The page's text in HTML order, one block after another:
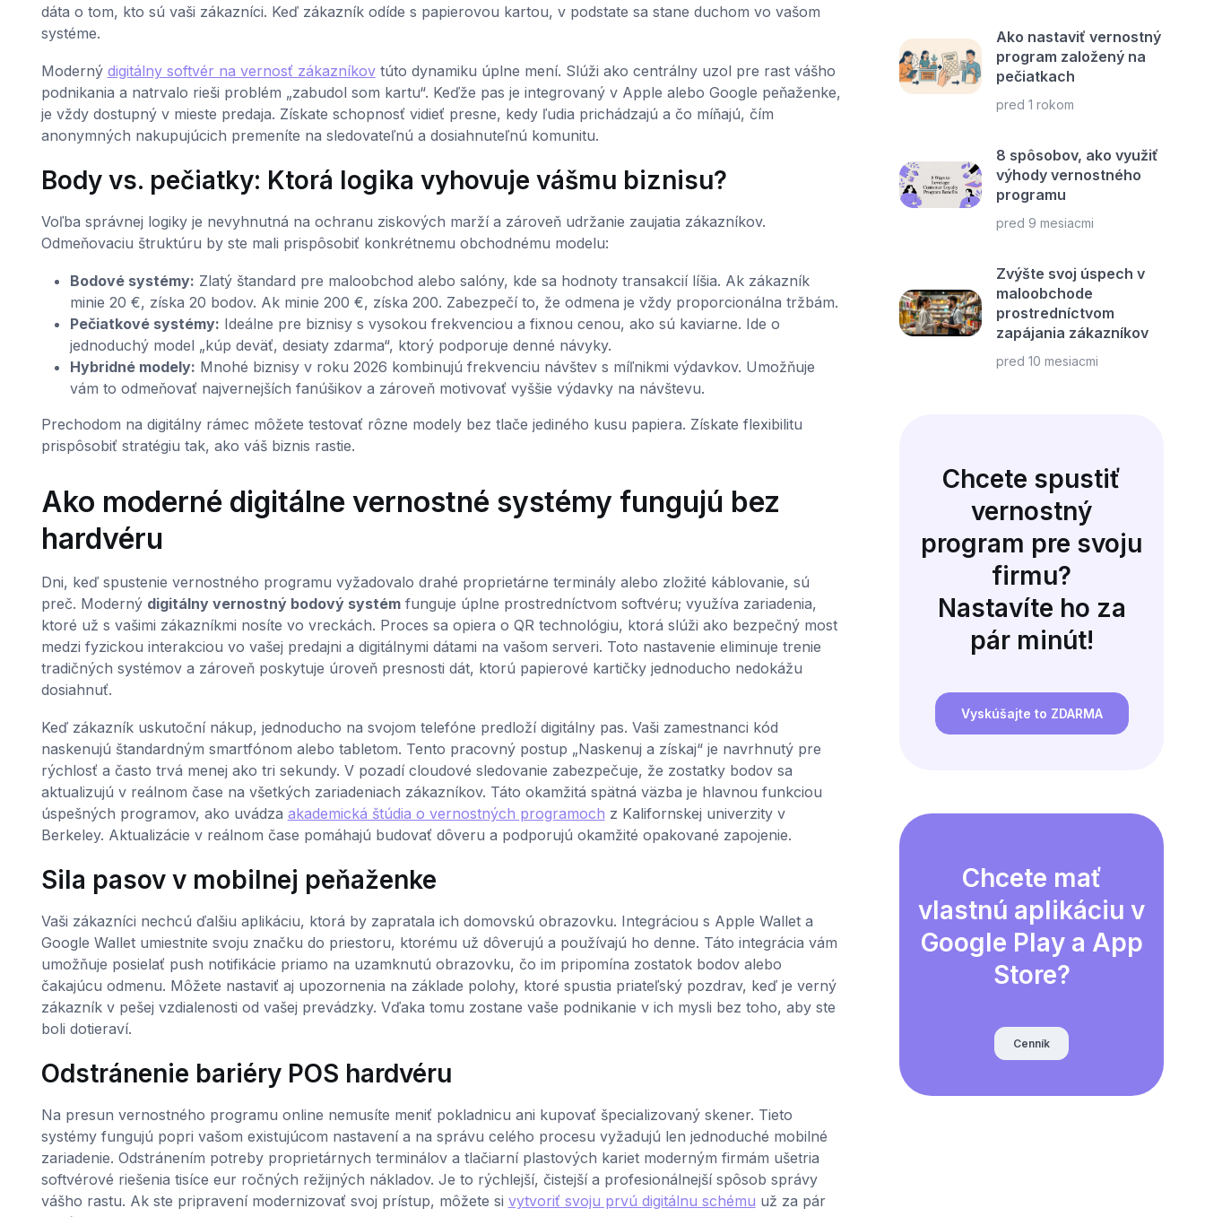
dáta o tom, kto sú vaši zákazníci. Keď zákazník odíde s papierovou kartou, v podstate sa stane duchom vo vašom
systéme.
Moderný digitálny softvér na vernosť zákazníkovtúto dynamiku úplne mení. Slúži ako centrálny uzol pre rast vášho
podnikania a natrvalo rieši problém „zabudol som kartu“. Keďže pas je integrovaný v Apple alebo Google peňaženke,
je vždy dostupný v mieste predaja. Získate schopnosť vidieť presne, kedy ľudia prichádzajú a čo míňajú, čím
anonymných nakupujúcich premeníte na sledovateľnú a dosiahnuteľnú komunitu.
Body vs. pečiatky: Ktorá logika vyhovuje vášmu biznisu?
Voľba správnej logiky je nevyhnutná na ochranu ziskových marží a zároveň udržanie zaujatia zákazníkov.
Odmeňovaciu štruktúru by ste mali prispôsobiť konkrétnemu obchodnému modelu:
Bodové systémy: Zlatý štandard pre maloobchod alebo salóny, kde sa hodnoty transakcií líšia. Ak zákazník
minie 20 €, získa 20 bodov. Ak minie 200 €, získa 200. Zabezpečí to, že odmena je vždy proporcionálna tržbám.
Pečiatkové systémy: Ideálne pre biznisy s vysokou frekvenciou a fixnou cenou, ako sú kaviarne. Ide o
jednoduchý model „kúp deväť, desiaty zdarma“, ktorý podporuje denné návyky.
Hybridné modely: Mnohé biznisy v roku 2026 kombinujú frekvenciu návštev s míľnikmi výdavkov. Umožňuje
vám to odmeňovať najvernejších fanúšikov a zároveň motivovať vyššie výdavky na návštevu.
Prechodom na digitálny rámec môžete testovať rôzne modely bez tlače jediného kusu papiera. Získate flexibilitu
prispôsobiť stratégiu tak, ako váš biznis rastie.
Ako moderné digitálne vernostné systémy fungujú bez
hardvéru
Dni, keď spustenie vernostného programu vyžadovalo drahé proprietárne terminály alebo zložité káblovanie, sú
preč. Moderný digitálny vernostný bodový systémfunguje úplne prostredníctvom softvéru; využíva zariadenia,
ktoré už s vašimi zákazníkmi nosíte vo vreckách. Proces sa opiera o QR technológiu, ktorá slúži ako bezpečný most
medzi fyzickou interakciou vo vašej predajni a digitálnymi dátami na vašom serveri. Toto nastavenie eliminuje trenie
tradičných systémov a zároveň poskytuje úroveň presnosti dát, ktorú papierové kartičky jednoducho nedokážu
dosiahnuť.
Keď zákazník uskutoční nákup, jednoducho na svojom telefóne predloží digitálny pas. Vaši zamestnanci kód
naskenujú štandardným smartfónom alebo tabletom. Tento pracovný postup „Naskenuj a získaj“ je navrhnutý pre
rýchlosť a často trvá menej ako tri sekundy. V pozadí cloudové sledovanie zabezpečuje, že zostatky bodov sa
aktualizujú v reálnom čase na všetkých zariadeniach zákazníkov. Táto okamžitá spätná väzba je hlavnou funkciou
úspešných programov, ako uvádza akademická štúdia o vernostných programoch z Kalifornskej univerzity v
Berkeley. Aktualizácie v reálnom čase pomáhajú budovať dôveru a podporujú okamžité opakované zapojenie.
Sila pasov v mobilnej peňaženke
Vaši zákazníci nechcú ďalšiu aplikáciu, ktorá by zapratala ich domovskú obrazovku. Integráciou s Apple Wallet a
Google Wallet umiestnite svoju značku do priestoru, ktorému už dôverujú a používajú ho denne. Táto integrácia vám
umožňuje posielať push notifikácie priamo na uzamknutú obrazovku, čo im pripomína zostatok bodov alebo
čakajúcu odmenu. Môžete nastaviť aj upozornenia na základe polohy, ktoré spustia priateľský pozdrav, keď je verný
zákazník v pešej vzdialenosti od vašej prevádzky. Vďaka tomu zostane vaše podnikanie v ich mysli bez toho, aby ste
boli dotieraví.
Odstránenie bariéry POS hardvéru
Na presun vernostného programu online nemusíte meniť pokladnicu ani kupovať špecializovaný skener. Tieto
systémy fungujú popri vašom existujúcom nastavení a na správu celého procesu vyžadujú len jednoduché mobilné
zariadenie. Odstránením potreby proprietárnych terminálov a tlačiarní plastových kariet moderným firmám ušetria
softvérové riešenia tisíce eur ročných režijných nákladov. Je to rýchlejší, čistejší a profesionálnejší spôsob správy
vášho rastu. Ak ste pripravení modernizovať svoj prístup, môžete si vytvoriť svoju prvú digitálnu schému už za pár
Ako nastaviť vernostný
program založený na
pečiatkach
pred 1 rokom
8 spôsobov, ako využiť
výhody vernostného
programu
pred 9 mesiacmi
Zvýšte svoj úspech v
maloobchode
prostredníctvom
zapájania zákazníkov
pred 10 mesiacmi
Chcete spustiť
vernostný
program pre svoju
firmu?
Nastavíte ho za
pár minút!
Vyskúšajte to ZDARMA
Chcete mať
vlastnú aplikáciu v
Google Play a App
Store?
Cenník